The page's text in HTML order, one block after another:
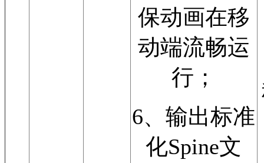
保动画在移
动端流畅运
行；
6、输出标准
化Spine文